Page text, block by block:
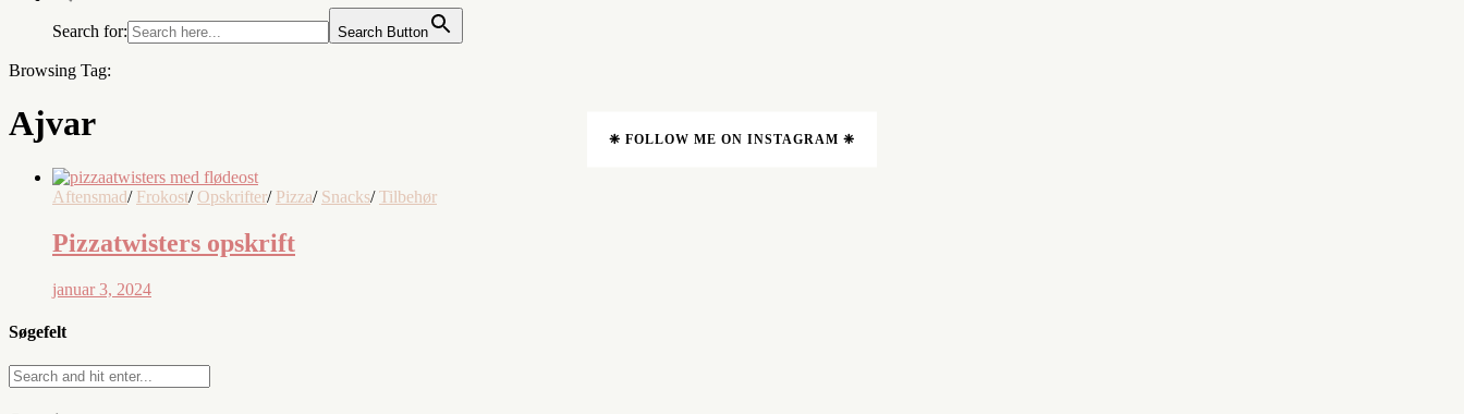
Search for: Search Button
Browsing Tag:
Ajvar
Aftensmad/ Frokost/ Opskrifter/ Pizza/ Snacks/ Tilbehør
Pizzatwisters opskrift
januar 3, 2024
Søgefelt
❈ FOLLOW ME ON INSTAGRAM ❈